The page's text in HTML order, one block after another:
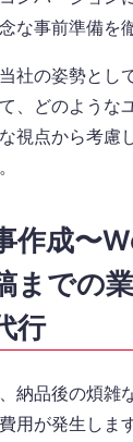
な事前準備を
社の姿勢とし
、どのような
視点から考慮
作成〜
までの
行
納品後の煩雑
用が発生しま